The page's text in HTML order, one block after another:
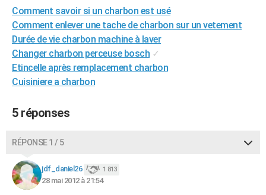
Destinations
City break
Voyage nature
Voyage de noces
Forum
Climat
+PHOTO
GUIDES D'ACHAT
BONS PLANS
CARTE DE VOEUX
Carte de Noël
Carte Bonne année
Carte Saint-Valentin
Carte Pâques
Carte d'anniversaire
DICTIONNAIRE
S'inscrire
Se connecter
Lycées
Collèges
Primaires
Universités
Entreprises
Service militaire
Avis de recherche
AVIS DE DÉCÈS
Comment savoir si un charbon est usé
Comment enlever une tache de charbon sur un vetement
Durée de vie charbon machine à laver
Changer charbon perceuse bosch ✓
Etincelle après remplacement charbon
Cuisiniere a charbon
5 réponses
RÉPONSE 1 / 5
jdf_daniel26 1 813
28 mai 2012 à 21:54